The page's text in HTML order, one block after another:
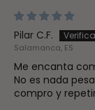
Pilar C.F.
Salamanca, ES
Me encanta
No es nada
compro y